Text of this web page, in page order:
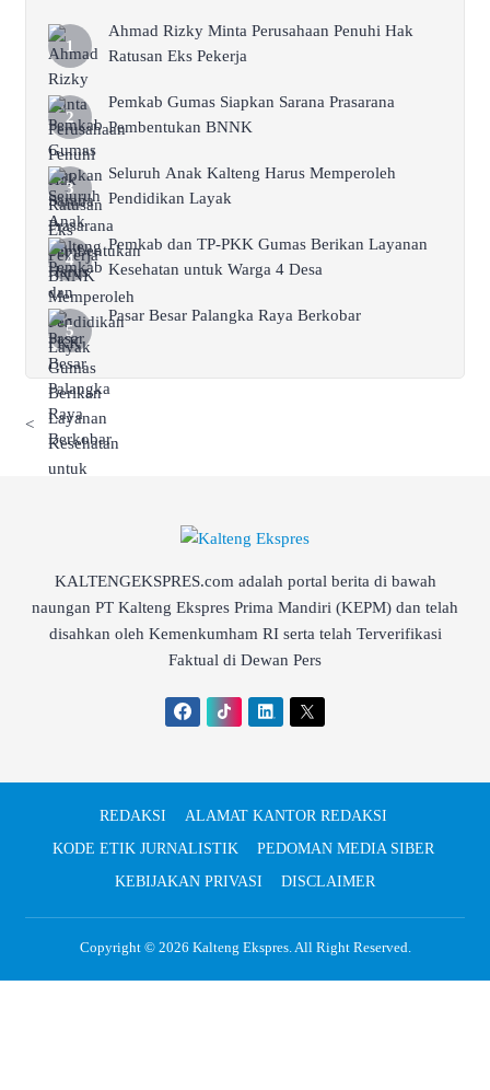
Ahmad Rizky Minta Perusahaan Penuhi Hak
Ratusan Eks Pekerja
Pemkab Gumas Siapkan Sarana Prasarana
Pembentukan BNNK
Seluruh Anak Kalteng Harus Memperoleh
Pendidikan Layak
Pemkab dan TP-PKK Gumas Berikan Layanan
Kesehatan untuk Warga 4 Desa
Pasar Besar Palangka Raya Berkobar
<
KALTENGEKSPRES.com adalah portal berita di bawah
naungan PT Kalteng Ekspres Prima Mandiri (KEPM) dan telah
disahkan oleh Kemenkumham RI serta telah Terverifikasi
Faktual di Dewan Pers
REDAKSI
ALAMAT KANTOR REDAKSI
KODE ETIK JURNALISTIK
PEDOMAN MEDIA SIBER
KEBIJAKAN PRIVASI
DISCLAIMER
Copyright © 2026 Kalteng Ekspres. All Right Reserved.